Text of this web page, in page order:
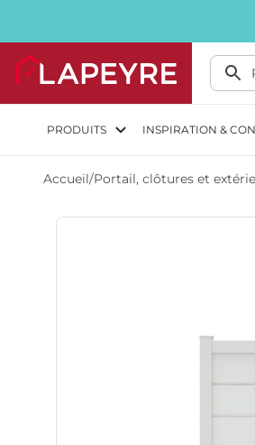
PRODUITS INSPIRATION &
Accueil/Portail, clôtures et